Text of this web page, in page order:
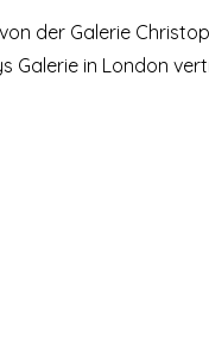
der Galerie
Galerie in London